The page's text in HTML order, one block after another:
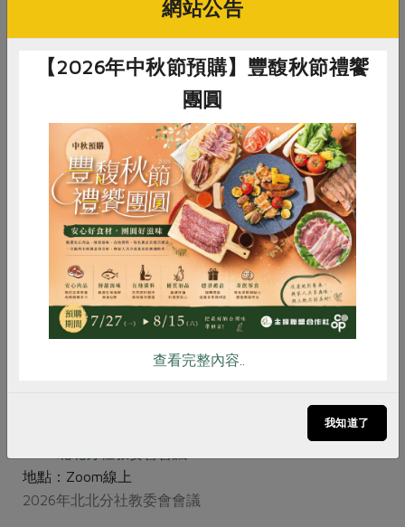
大小事，聆聽共同購買的初心與未來展望。
本場更加碼精彩的手作體驗！跟著專業師資動
手製作天然家事皂，認識天然素材與製作技
巧，帶回一塊實用又環保的手工皂，也帶回一
☀️ 時間｜8/24(一) 14:00-16:30
☀️ 費用 |
社員50元（可折抵當日利用）；社員眷屬50元
（不折抵利用）；非社員100元。
☀️ 流程 |
13:50 - 14:00 報到
14:00－14:30 合作大小事—本社營運報告
14:30 - 16:30 天然家事皂DIY
2026-08-20 13:30-15:00
0820北北分社編委會(線上)
地點：線上ZOOM
2026北北分社編委會會議
...more
2026-08-14 10:00-12:00
【社務會議】 立即報名
8/14北南營委會@中正婦女支持培力中心
地點：中正婦女支持培力中心
※出席對象：北南分社委員會主委、地區主
※列席：社代。
請於備註欄填寫訊息，以利名單整理
立即報名
地點：Zoom線上
2026年北北分社教委會會議
惜食 RPET 食譜 減硝酸鹽
雞蛋 食安 共同購買
網站公告
【2026年中秋節預購】豐馥秋節禮饗
團圓
查看完整內容..
我知道了